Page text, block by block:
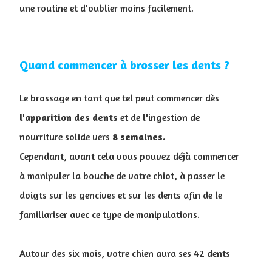
une routine et d'oublier moins facilement.
Quand commencer à brosser les dents ?
Le brossage en tant que tel peut commencer dès
l'apparition des dents et de l'ingestion de
nourriture solide vers 8 semaines.
Cependant, avant cela vous pouvez déjà commencer
à manipuler la bouche de votre chiot, à passer le
doigts sur les gencives et sur les dents afin de le
familiariser avec ce type de manipulations.
Autour des six mois, votre chien aura ses 42 dents